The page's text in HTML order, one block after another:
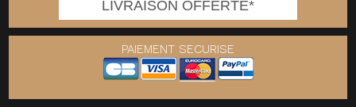
LIVRAISON OFFERTE*
PAIEMENT SECURISE